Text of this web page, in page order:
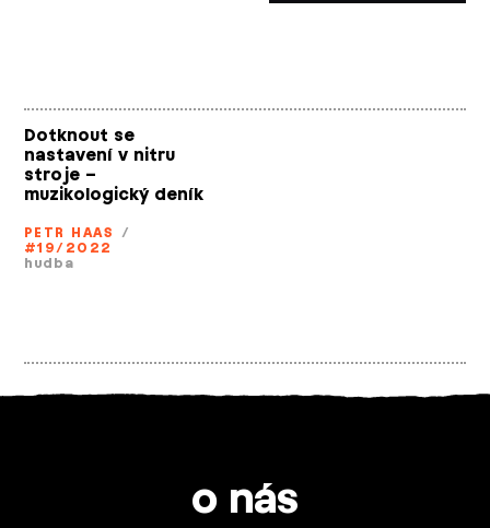
Dotknout se
nastavení v nitru
stroje –
muzikologický deník
PETR HAAS /
#19/2022
hudba
o nás